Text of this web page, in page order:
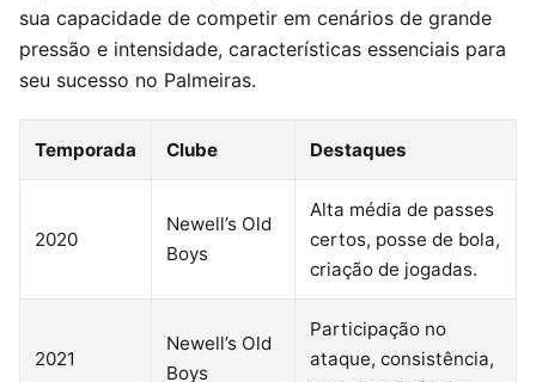
sua capacidade de competir em cenários de grande
pressão e intensidade, características essenciais para
seu sucesso no Palmeiras.
Temporada Clube Destaques
2020
Newell’s Old
Boys
Alta média de passes
certos, posse de bola,
criação de jogadas.
2021
Newell’s Old
Boys
Participação no
ataque, consistência,